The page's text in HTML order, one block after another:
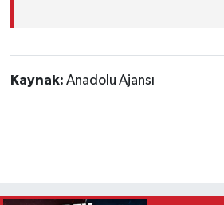
Kaynak: Anadolu Ajansı